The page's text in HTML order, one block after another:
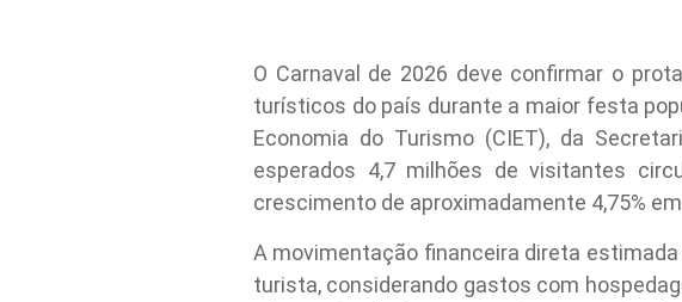
O Carnaval de 2026 deve confirmar o
turísticos do país durante a maior festa
Economia do Turismo (CIET), da
esperados 4,7 milhões de visitantes
crescimento de aproximadamente 4,75%
A movimentação financeira direta estimada
turista, considerando gastos com